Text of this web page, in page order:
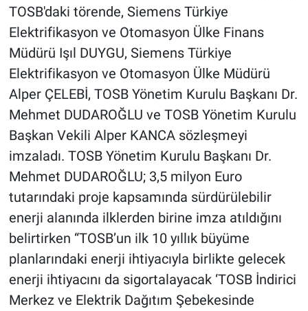
TOSB'daki törende, Siemens Türkiye
Elektrifikasyon ve Otomasyon Ülke Finans
Müdürü Işıl DUYGU, Siemens Türkiye
Elektrifikasyon ve Otomasyon Ülke Müdürü
Alper ÇELEBİ, TOSB Yönetim Kurulu Başkanı Dr.
Mehmet DUDAROĞLU ve TOSB Yönetim Kurulu
Başkan Vekili Alper KANCA sözleşmeyi
imzaladı. TOSB Yönetim Kurulu Başkanı Dr.
Mehmet DUDAROĞLU; 3,5 milyon Euro
tutarındaki proje kapsamında sürdürülebilir
enerji alanında ilklerden birine imza atıldığını
belirtirken “TOSB’un ilk 10 yıllık büyüme
planlarındaki enerji ihtiyacıyla birlikte gelecek
enerji ihtiyacını da sigortalayacak ‘TOSB İndirici
Merkez ve Elektrik Dağıtım Şebekesinde